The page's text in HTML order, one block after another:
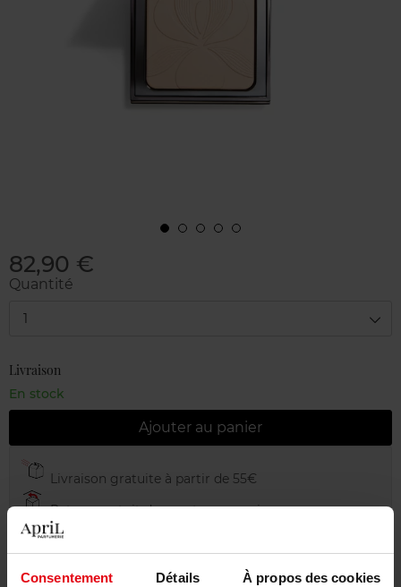
Consentement Détails À propos des cookies
82,90 €
Quantité
1
Livraison
En stock
Ajouter au panier
Livraison gratuite à partir de 55€
Retour gratuit dans votre magasin
Emballage cadeau offert